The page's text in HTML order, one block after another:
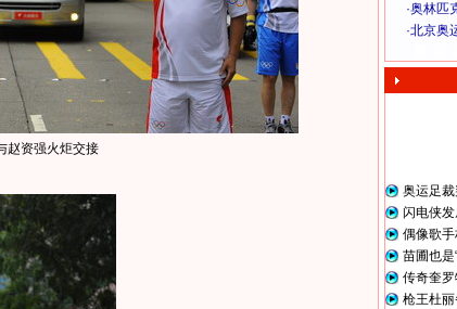
赵资强火炬交接
·奥林匹
·北京奥
奥运足
闪电侠
偶像歌
苗圃也是
传奇奎
枪王杜丽